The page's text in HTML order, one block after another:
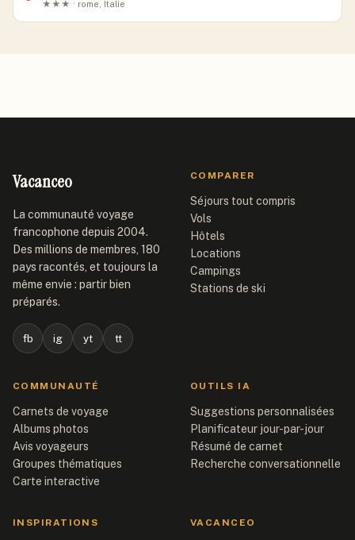
★★★ · rome, Italie
Vacanceo
La communauté voyage
francophone depuis 2004.
Des millions de membres, 180
pays racontés, et toujours la
même envie : partir bien
préparés.
fb ig yt tt
COMPARER
Séjours tout compris
Vols
Hôtels
Locations
Campings
Stations de ski
COMMUNAUTÉ
Carnets de voyage
Albums photos
Avis voyageurs
Groupes thématiques
Carte interactive
OUTILS IA
Suggestions personnalisées
Planificateur jour-par-jour
Résumé de carnet
Recherche conversationnelle
INSPIRATIONS VACANCEO